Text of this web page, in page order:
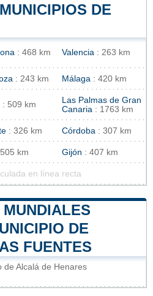
DE
: 468 km Valencia : 263 km
: 243 km Málaga : 420 km
: 509 km
Las Palmas de Gran
Canaria : 1763 km
: 326 km Córdoba : 307 km
km Gijón : 407 km
en línea recta
DE
FUENTES
de Alcalá de Henares